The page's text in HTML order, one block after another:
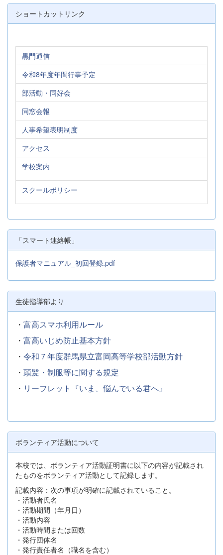
ショートカットリンク
黒門通信
令和8年度年間行事予定
部活動・同好会
同窓会報
人事希望表明制度
アクセス
学校案内
スクールポリシー
「スマート連絡帳」
保護者マニュアル_初回登録.pdf
生徒指導部より
・ 富高スマホ利用ルール
・ 富高いじめ防止基本方針
・ 令和７年度群馬県立富岡高等学校部活動方針
・ 頭髪・制服等に関する規定
・ リーフレット『いま、悩んでいる君へ』
ボランティア活動について
本校では、ボランティア活動証明書に以下の内容が記載され
たものをボランティア活動として記録します。
記載内容：次の事項が明確に記載されていること。
・活動者氏名
・活動期間（年月日）
・活動内容
・活動時間または回数
・発行団体名
・発行責任者名（職名を含む）